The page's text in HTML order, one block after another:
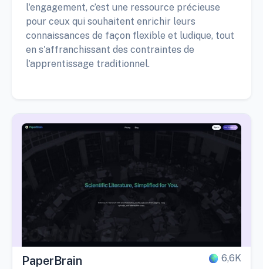
l'engagement, c’est une ressource précieuse
pour ceux qui souhaitent enrichir leurs
connaissances de façon flexible et ludique, tout
en s'affranchissant des contraintes de
l'apprentissage traditionnel.
PaperBrain 6,6K